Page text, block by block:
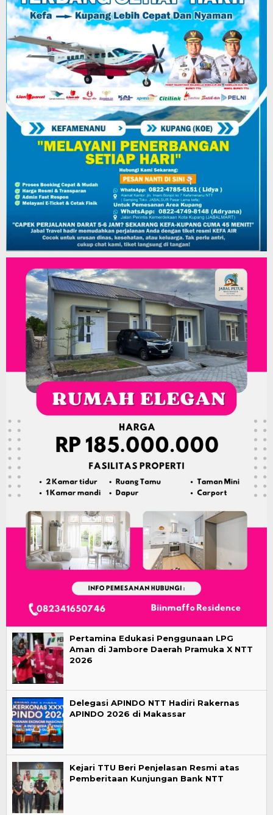
Pertamina Edukasi Penggunaan LPG
Aman di Jambore Daerah Pramuka X NTT
2026
Delegasi APINDO NTT Hadiri Rakernas
APINDO 2026 di Makassar
Kejari TTU Beri Penjelasan Resmi atas
Pemberitaan Kunjungan Bank NTT